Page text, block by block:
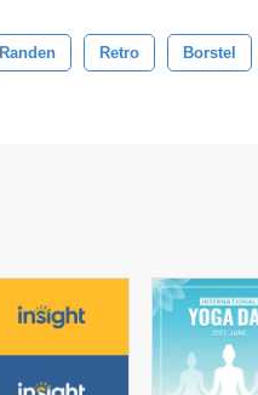
Randen Retro Borstel